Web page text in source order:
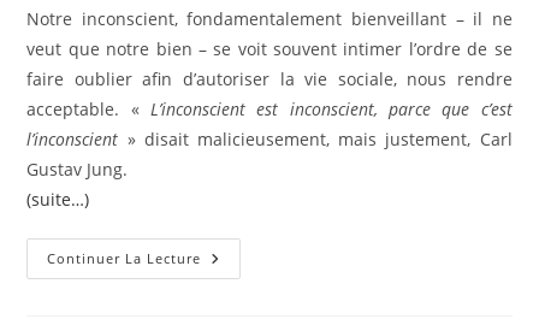
Notre inconscient, fondamentalement bienveillant – il ne
veut que notre bien – se voit souvent intimer l’ordre de se
faire oublier afin d’autoriser la vie sociale, nous rendre
acceptable. «L’inconscient est inconscient, parce que c’est
l’inconscient » disait malicieusement, mais justement, Carl
Gustav Jung.
(suite…)
Continuer La Lecture L’hypnose
Et